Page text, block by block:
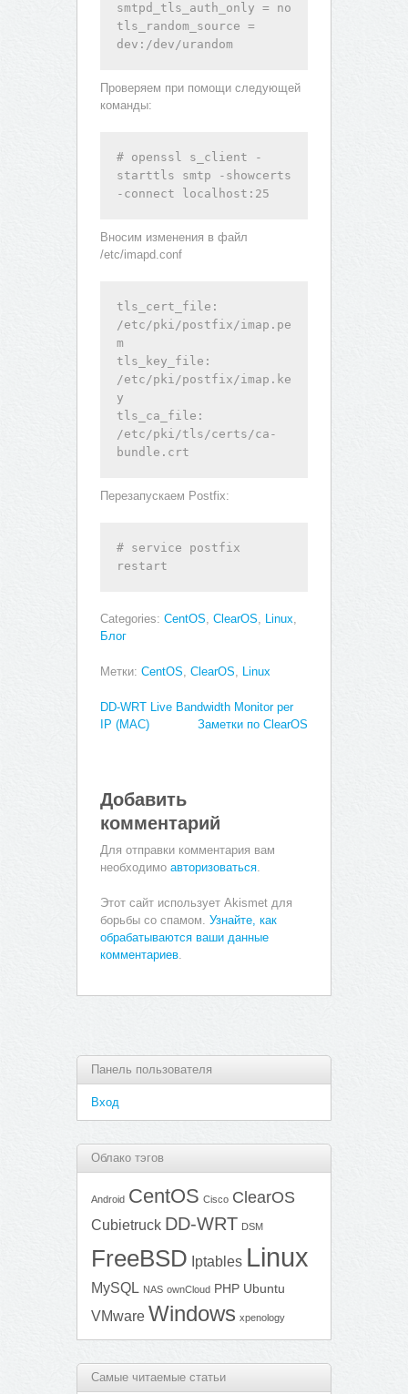
smtpd_tls_auth_only = no
tls_random_source =
dev:/dev/urandom
Проверяем при помощи следующей
команды:
# openssl s_client -
starttls smtp -showcerts
-connect localhost:25
Вносим изменения в файл
/etc/imapd.conf
tls_cert_file:
/etc/pki/postfix/imap.pe
m
tls_key_file:
/etc/pki/postfix/imap.ke
y
tls_ca_file:
/etc/pki/tls/certs/ca-
bundle.crt
Перезапускаем Postfix:
# service postfix
restart
Categories: CentOS, ClearOS, Linux,
Блог
Метки: CentOS, ClearOS, Linux
DD-WRT Live Bandwidth Monitor per
IP (MAC)
Заметки по ClearOS
Добавить
комментарий
Для отправки комментария вам
необходимо авторизоваться.
Этот сайт использует Akismet для
борьбы со спамом. Узнайте, как
обрабатываются ваши данные
комментариев.
Панель пользователя
Вход
Облако тэгов
Android CentOS Cisco ClearOS
Cubietruck DD-WRT DSM
FreeBSD Iptables Linux
MySQL NAS ownCloud PHP Ubuntu
VMware Windows xpenology
Самые читаемые статьи